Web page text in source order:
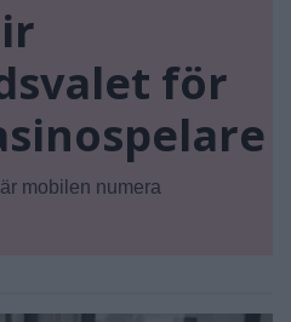
för
mobilen numera